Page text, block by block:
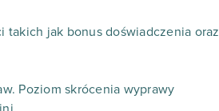
takich jak bonus doświadczenia oraz
Poziom skrócenia wyprawy